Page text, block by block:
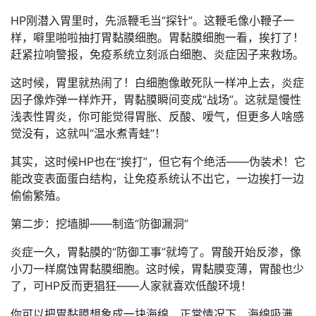
HP刚潜入胃里时，先派鞭毛当“探针”。这鞭毛像小鞭子一
样，噼里啪啦抽打胃黏膜细胞。胃黏膜细胞一看，挨打了！
赶紧拉响警报，免疫系统立刻派白细胞、炎症因子来救场。
这时候，胃里就热闹了！白细胞像敢死队一样冲上去，炎症
因子像炸弹一样炸开，胃黏膜瞬间变成“战场”。这就是慢性
浅表性胃炎，你可能觉得胃胀、反酸、嗳气，但更多人啥感
觉没有，这就叫“温水煮青蛙”！
其实，这时候HP也在“挨打”，但它有个绝活——伪装术！它
能改变表面蛋白结构，让免疫系统认不出它，一边挨打一边
偷偷繁殖。
第二步：挖墙脚——制造“防御漏洞”
炎症一久，胃黏膜的“防御工事”就垮了。胃酸开始反渗，像
小刀一样腐蚀胃黏膜细胞。这时候，胃黏膜变薄，胃酸也少
了，可HP反而更猖狂——人家就喜欢低酸环境！